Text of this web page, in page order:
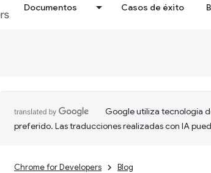
Documentos Casos de éxito
Google utiliza tecnología
preferido. Las traducciones realizadas con IA
Chrome for Developers Blog